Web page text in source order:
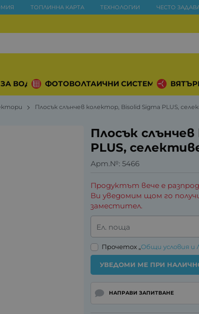
ТОПЛИННА КАРТА ТЕХНОЛОГИИ ЧЕСТО
ВОДА ФОТОВОЛТАИЧНИ СИСТЕМИ
Плосък слънчев колектор, Bisolid Sigma PLUS,
Плосък
PLUS,
Арт.№: 5466
Продуктът вече е
Ви уведомим щом го
заместител.
Ел. поща
Прочетох „Общи условия и
УВЕДОМИ МЕ ПРИ
НАПРАВИ ЗАПИТВАНЕ